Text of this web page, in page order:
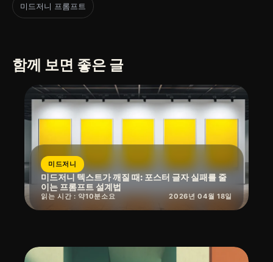
미드저니 프롬프트
함께 보면 좋은 글
미드저니
미드저니 텍스트가 깨질 때: 포스터 글자 실패를 줄
이는 프롬프트 설계법
읽는 시간 : 약10분소요 2026년 04월 18일